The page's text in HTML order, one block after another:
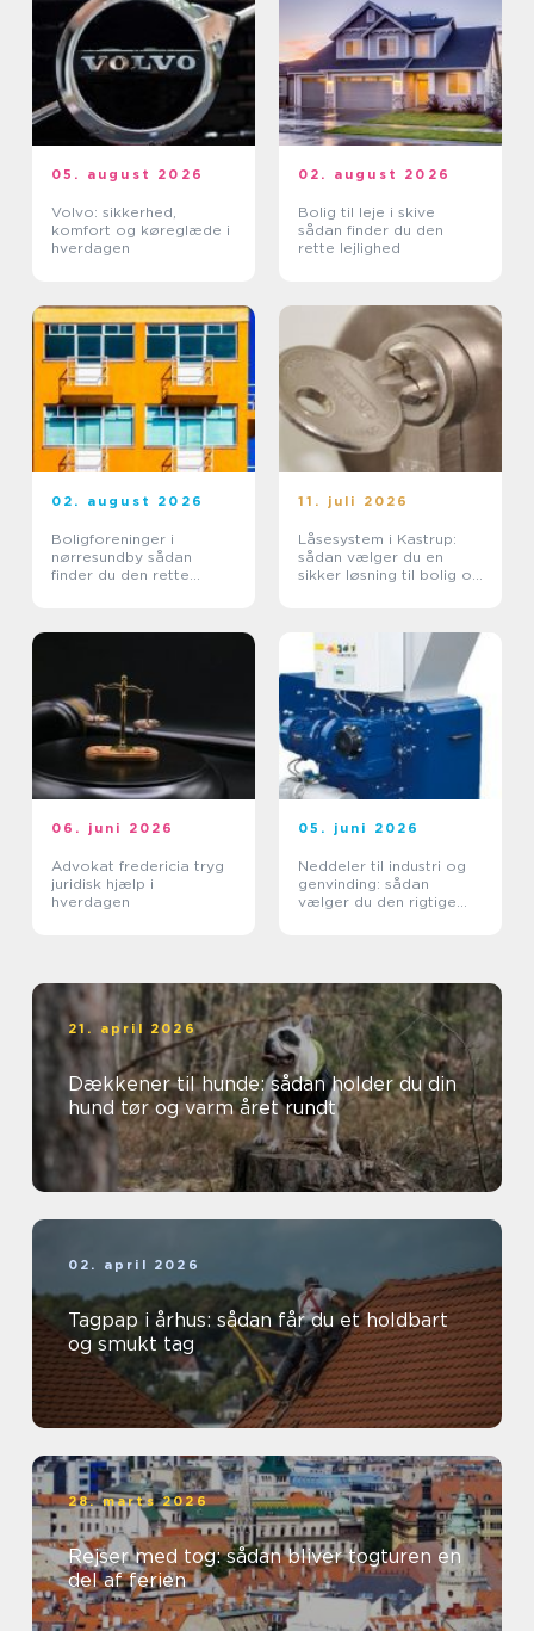
05. august 2026
Volvo: sikkerhed,
komfort og køreglæde i
hverdagen
02. august 2026
Bolig til leje i skive
sådan finder du den
rette lejlighed
02. august 2026
Boligforeninger i
nørresundby sådan
finder du den rette
11. juli 2026
Låsesystem i Kastrup:
sådan vælger du en
sikker løsning til bolig og
06. juni 2026
Advokat fredericia tryg
juridisk hjælp i
hverdagen
05. juni 2026
Neddeler til industri og
genvinding: sådan
vælger du den rigtige
21. april 2026
Dækkener til hunde: sådan holder du din
hund tør og varm året rundt
02. april 2026
Tagpap i århus: sådan får du et holdbart
og smukt tag
28. marts 2026
Rejser med tog: sådan bliver togturen en
del af ferien